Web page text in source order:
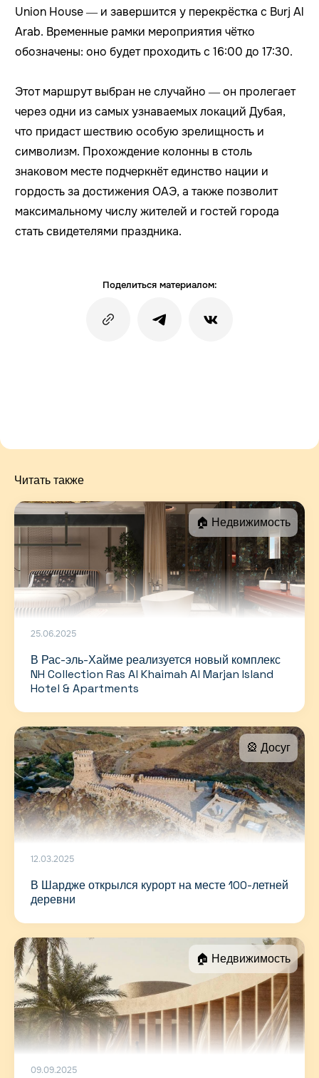
Union House — и завершится у перекрёстка с Burj Al
Arab. Временные рамки мероприятия чётко
обозначены: оно будет проходить с 16:00 до 17:30.
Этот маршрут выбран не случайно — он пролегает
через одни из самых узнаваемых локаций Дубая,
что придаст шествию особую зрелищность и
символизм. Прохождение колонны в столь
знаковом месте подчеркнёт единство нации и
гордость за достижения ОАЭ, а также позволит
максимальному числу жителей и гостей города
стать свидетелями праздника.
Поделиться материалом:
Читать также
🏠 Недвижимость
25.06.2025
В Рас-эль-Хайме реализуется новый комплекс
NH Collection Ras Al Khaimah Al Marjan Island
Hotel & Apartments
🎡 Досуг
12.03.2025
В Шардже открылся курорт на месте 100-летней
деревни
🏠 Недвижимость
09.09.2025